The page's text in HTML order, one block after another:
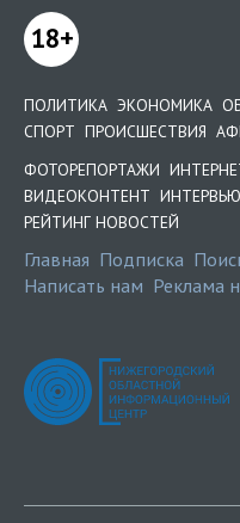
18+
ПОЛИТИКА ЭКОНОМИКА
СПОРТ ПРОИСШЕСТВИЯ
ФОТОРЕПОРТАЖИ
ВИДЕОКОНТЕНТ ИНТЕРВЬЮ
РЕЙТИНГ НОВОСТЕЙ
Главная Подписка
Написать нам Реклама